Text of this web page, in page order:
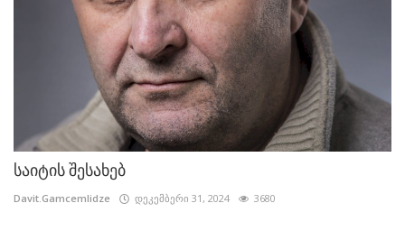
საიტის შესახებ
Davit.Gamcemlidze დეკემბერი 31, 2024 3680